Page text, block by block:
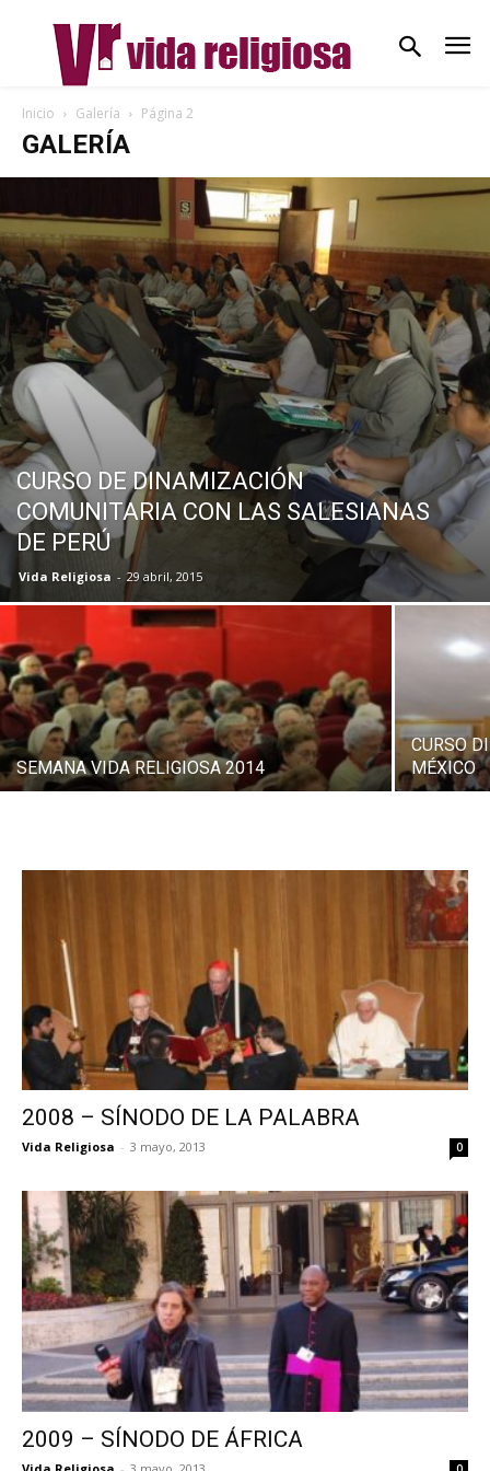
Inicio Galería Página 2
GALERÍA
CURSO DE DINAMIZACIÓN
COMUNITARIA CON LAS SALESIANAS
DE PERÚ
Vida Religiosa - 29 abril, 2015
SEMANA VIDA RELIGIOSA 2014
CURSO
MÉXICO
2008 – SÍNODO DE LA PALABRA
Vida Religiosa - 3 mayo, 2013 0
2009 – SÍNODO DE ÁFRICA